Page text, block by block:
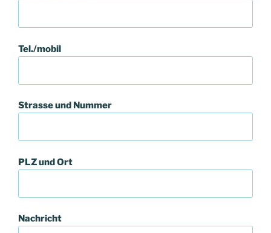
Tel./mobil
Strasse und Nummer
PLZ und Ort
Nachricht